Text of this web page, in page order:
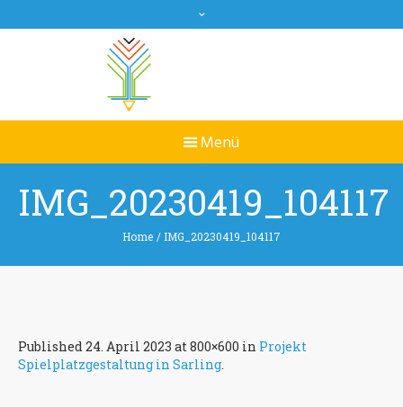
IMG_20230419_104117
Home / IMG_20230419_104117
Published24. April 2023 at 800×600 in Projekt
Spielplatzgestaltung in Sarling.